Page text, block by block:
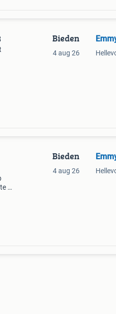
Bieden
4 aug 26
is
Bieden
4 aug 26